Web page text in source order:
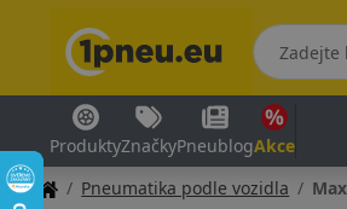
ProduktyZnačkyPneublogAkce
Pneumatika podle vozidla